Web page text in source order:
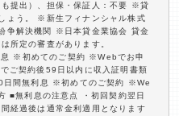
提出）、担保・保証人：不要 ※貸
ょう。 ※新生フィナンシャル株式
争解決機関 ※日本貸金業協会 貸金
所定の審査があります。
※初めてのご契約 ※Webでお申
ご契約後59日以内に収入証明書類
日間無利息 ※初めてのご契約 ※We
■無利息の注意点 ・初回契約翌日
経過後は通常金利適用となります